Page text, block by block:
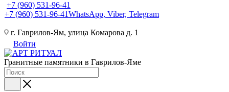
+7 (960) 531-96-41
+7 (960) 531-96-41WhatsApp, Viber, Telegram
г. Гаврилов-Ям, улица Комарова д. 1
Войти
Гранитные памятники в Гаврилов-Яме